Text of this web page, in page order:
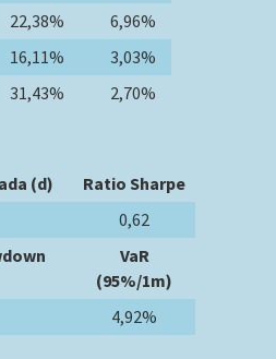
22,38%
6,96%
16,11%
3,03%
31,43% 2,70%
(d)
Ratio Sharpe
0,62
VaR
(95%/1m)
4,92%